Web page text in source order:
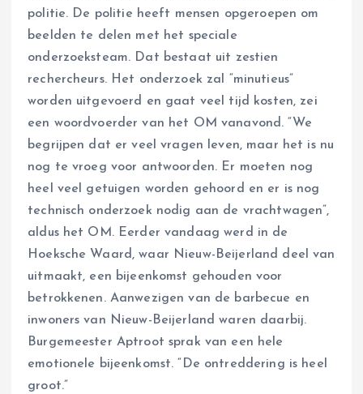
politie. De politie heeft mensen opgeroepen om
beelden te delen met het speciale
onderzoeksteam. Dat bestaat uit zestien
rechercheurs. Het onderzoek zal “minutieus”
worden uitgevoerd en gaat veel tijd kosten, zei
een woordvoerder van het OM vanavond. “We
begrijpen dat er veel vragen leven, maar het is nu
nog te vroeg voor antwoorden. Er moeten nog
heel veel getuigen worden gehoord en er is nog
technisch onderzoek nodig aan de vrachtwagen”,
aldus het OM. Eerder vandaag werd in de
Hoeksche Waard, waar Nieuw-Beijerland deel van
uitmaakt, een bijeenkomst gehouden voor
betrokkenen. Aanwezigen van de barbecue en
inwoners van Nieuw-Beijerland waren daarbij.
Burgemeester Aptroot sprak van een hele
emotionele bijeenkomst. “De ontreddering is heel
groot.”